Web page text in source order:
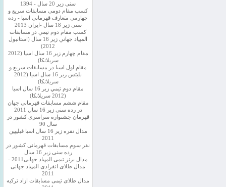
سنی زیر 20 سال - 1394
کسب مقام دومی مسابقات سریع و
چهارمی متعارف قهرمانی اسیا - رده
سنی زیر 18 سال -ایران 2013
كسب مقام دوم تيمي در مسابقات
المپياد جهاني زير 16 سال (استانبول
2012)
مقام چهارم زير 16 سال اسيا (2012
سريلانكا)
مقام اول اسيا در مسابقات سريع و
بليتس زير 16 سال اسيا (2012
سريلانكا)
مقام دوم تيمي زير 16 سال اسيا
(2012 سريلانكا)
مقام ششم مسابقات قهرمانی جهان
در رده سنی زیر 16 سال 2011
قهرمان جشنواره سراسری کشور در
سال 90
مدال نقره زیر 16 سال اسیا فیلیپین
2011
نفر سوم مسابقات قهرمانی کشور در
رده سنی زیر 16 سال
مدال برنز تیمی المپیاد جهانی2011 -
مدال طلای انفرادی المپیاد جهانی
2011
مدال طلای تیمی مسابقات ازاد ترکیه